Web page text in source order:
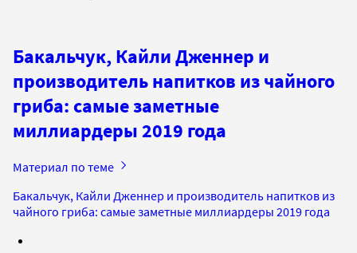
Бакальчук, Кайли Дженнер и
производитель напитков из чайного
гриба: самые заметные
миллиардеры 2019 года
Материал по теме
Бакальчук, Кайли Дженнер и производитель напитков из
чайного гриба: самые заметные миллиардеры 2019 года